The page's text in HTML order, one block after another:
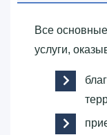
Все
услуги,